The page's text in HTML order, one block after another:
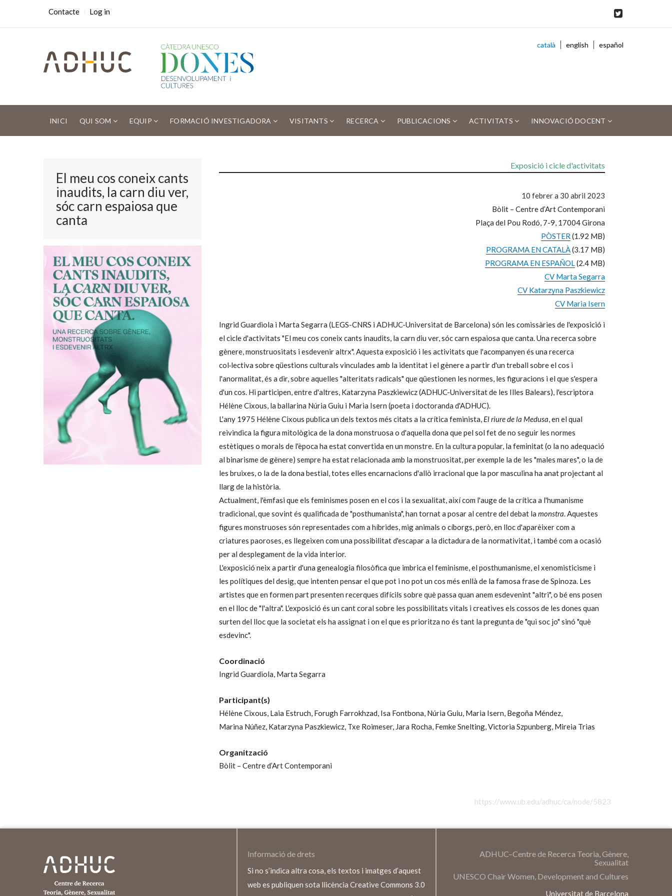
USER
ACCOUNT
MENU
Contacte Log in
català english español
MAIN
NAVIGATION
INICI QUI SOM EQUIP FORMACIÓ INVESTIGADORA VISITANTS RECERCA PUBLICACIONS ACTIVITATS INNOVACIÓ DOCENT
El meu cos coneix cants
inaudits, la carn diu ver,
sóc carn espaiosa que
canta
Exposició i cicle d'activitats
10 febrer a 30 abril 2023
Bòlit – Centre d’Art Contemporani
Plaça del Pou Rodó, 7-9, 17004 Girona
PÒSTER (1.92 MB)
PROGRAMA EN CATALÀ(3.17 MB)
PROGRAMA EN ESPAÑOL(2.4 MB)
CV Marta Segarra
CV Katarzyna Paszkiewicz
CV Maria Isern
Ingrid Guardiola i Marta Segarra (LEGS-CNRS i ADHUC-Universitat de Barcelona) són les comissàries de l'exposició i
el cicle d'activitats "El meu cos coneix cants inaudits, la carn diu ver, sóc carn espaiosa que canta. Una recerca sobre
gènere, monstruositats i esdevenir altrx". Aquesta exposició i les activitats que l'acompanyen és una recerca
col·lectiva sobre qüestions culturals vinculades amb la identitat i el gènere a partir d'un treball sobre el cos i
l'anormalitat, és a dir, sobre aquelles "alteritats radicals" que qüestionen les normes, les figuracions i el que s'espera
d'un cos. Hi participen, entre d'altres, Katarzyna Paszkiewicz (ADHUC-Universitat de les Illes Balears), l'escriptora
Hélène Cixous, la ballarina Núria Guiu i Maria Isern (poeta i doctoranda d'ADHUC).
L'any 1975 Hélène Cixous publica un dels textos més citats a la crítica feminista, El riure de la Medusa, en el qual
reivindica la figura mitològica de la dona monstruosa o d'aquella dona que pel sol fet de no seguir les normes
estètiques o morals de l'època ha estat convertida en un monstre. En la cultura popular, la feminitat (o la no adequació
al binarisme de gènere) sempre ha estat relacionada amb la monstruositat, per exemple la de les "males mares", o la de
les bruixes, o la de la dona bestial, totes elles encarnacions d'allò irracional que la por masculina ha anat projectant al
llarg de la història.
Actualment, l'èmfasi que els feminismes posen en el cos i la sexualitat, així com l'auge de la crítica a l'humanisme
tradicional, que sovint és qualificada de "posthumanista", han tornat a posar al centre del debat la monstra. Aquestes
figures monstruoses són representades com a híbrides, mig animals o cíborgs, però, en lloc d'aparèixer com a
criatures paoroses, es llegeixen com una possibilitat d'escapar a la dictadura de la normativitat, i també com a ocasió
per al desplegament de la vida interior.
L'exposició neix a partir d'una genealogia filosòfica que imbrica el feminisme, el posthumanisme, el xenomisticisme i
les polítiques del desig, que intenten pensar el que pot i no pot un cos més enllà de la famosa frase de Spinoza. Les
artistes que en formen part presenten recerques difícils sobre què passa quan anem esdevenint "altri", o bé ens posen
en el lloc de "l'altra". L'exposició és un cant coral sobre les possibilitats vitals i creatives els cossos de les dones quan
surten del lloc que la societat els ha assignat i on el que es prioritza no és tant la pregunta de "qui soc jo" sinó "què
esdevinc".
Coordinació
Ingrid Guardiola, Marta Segarra
Participant(s)
Hélène Cixous, Laia Estruch, Forugh Farrokhzad, Isa Fontbona, Núria Guiu, Maria Isern, Begoña Méndez,
Marina Núñez, Katarzyna Paszkiewicz, Txe Roimeser, Jara Rocha, Femke Snelting,Victoria Szpunberg, Mireia Trias
Organització
Bòlit – Centre d’Art Contemporani
https://www.ub.edu/adhuc/ca/node/5823
Informació de drets
Si no s’indica altra cosa, els textos i imatges d’aquest
web es publiquen sota llicència Creative Commons 3.0
ADHUC–Centre de Recerca Teoria, Gènere,
Sexualitat
UNESCO Chair Women, Development and Cultures
Universitat de Barcelona